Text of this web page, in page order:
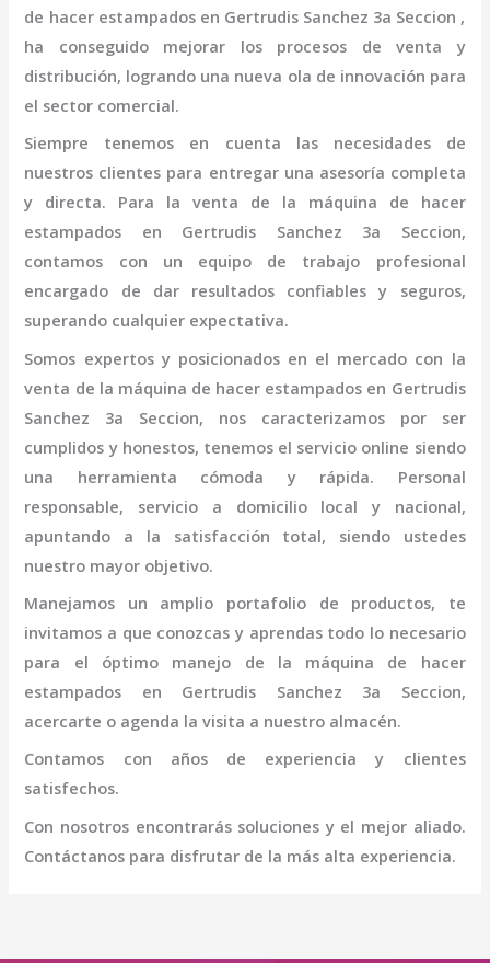
de hacer estampadosen Gertrudis Sanchez 3a Seccion ,
ha conseguido mejorar los procesos de venta y
distribución, logrando una nueva ola de innovación para
el sector comercial.
Siempre tenemos en cuenta las necesidades de
nuestros clientes para entregar una asesoría completa
y directa. Para la venta de la máquina de hacer
estampados en Gertrudis Sanchez 3a Seccion,
contamos con un equipo de trabajo profesional
encargado de dar resultados confiables y seguros,
superando cualquier expectativa.
Somos expertos y posicionados en el mercado con la
venta de la máquina de hacer estampados en Gertrudis
Sanchez 3a Seccion, nos caracterizamos por ser
cumplidos y honestos, tenemos el servicio online siendo
una herramienta cómoda y rápida. Personal
responsable, servicio a domicilio local y nacional,
apuntando a la satisfacción total, siendo ustedes
nuestro mayor objetivo.
Manejamos un amplio portafolio de productos, te
invitamos a que conozcas y aprendas todo lo necesario
para el óptimo manejo de la máquina de hacer
estampados
en Gertrudis Sanchez 3a Seccion,
acercarte o agenda la visita a nuestro almacén.
Contamos con años de experiencia y clientes
satisfechos.
Con nosotros encontrarás soluciones y el mejor aliado.
Contáctanos para disfrutar de la más alta experiencia.